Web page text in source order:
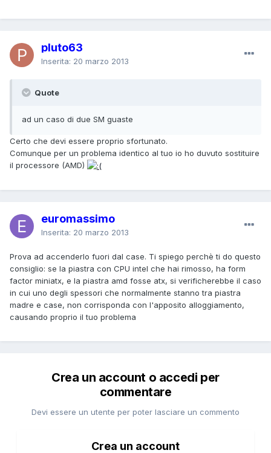
pluto63
Inserita: 20 marzo 2013
Quote
ad un caso di due SM guaste
Certo che devi essere proprio sfortunato.
Comunque per un problema identico al tuo io ho duvuto sostituire
il processore (AMD)
euromassimo
Inserita: 20 marzo 2013
Prova ad accenderlo fuori dal case. Ti spiego perchè ti do questo
consiglio: se la piastra con CPU intel che hai rimosso, ha form
factor miniatx, e la piastra amd fosse atx, si verificherebbe il caso
in cui uno degli spessori che normalmente stanno tra piastra
madre e case, non corrisponda con l'apposito alloggiamento,
causando proprio il tuo problema
Crea un account o accedi per
commentare
Devi essere un utente per poter lasciare un commento
Crea un account